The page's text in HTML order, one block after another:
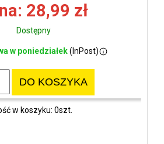
28,99 zł
Dostępny
w poniedziałek(InPost)
DO KOSZYKA
w koszyku: 0szt.